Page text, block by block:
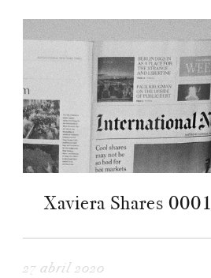
Xaviera Shares 0001
27 abril 2020